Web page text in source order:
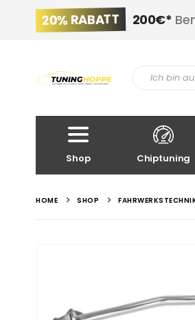
20% RABATT 200€*
Shop Chiptuning
HOME SHOP